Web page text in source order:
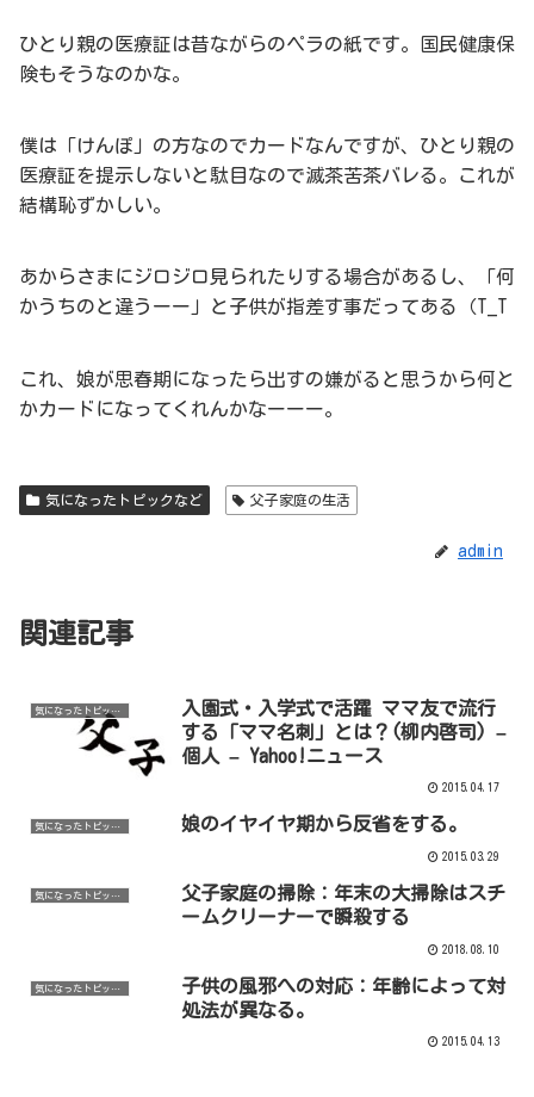
ひとり親の医療証は昔ながらのペラの紙です。国民健康保
険もそうなのかな。
僕は「けんぽ」の方なのでカードなんですが、ひとり親の
医療証を提示しないと駄目なので滅茶苦茶バレる。これが
結構恥ずかしい。
あからさまにジロジロ見られたりする場合があるし、「何
かうちのと違うーー」と子供が指差す事だってある（T_T
これ、娘が思春期になったら出すの嫌がると思うから何と
かカードになってくれんかなーーー。
気になったトピックなど 父子家庭の生活
admin
関連記事
気になったトピックなど
入園式・入学式で活躍 ママ友で流行
する「ママ名刺」とは？(柳内啓司) –
個人 – Yahoo!ニュース
2015.04.17
気になったトピックなど 娘のイヤイヤ期から反省をする。
2015.03.29
気になったトピックなど
父子家庭の掃除：年末の大掃除はスチ
ームクリーナーで瞬殺する
2018.08.10
気になったトピックなど
子供の風邪への対応：年齢によって対
処法が異なる。
2015.04.13